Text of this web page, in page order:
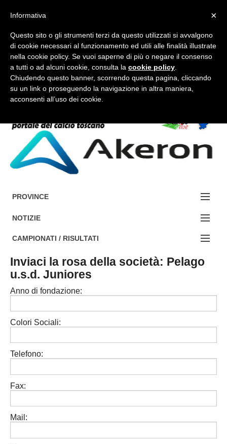
FORUM-ACCEDI
Accedi / Registrati
PROVINCE
EDIZIONE:
AREZZO
FIRENZE
GROSSETO
LIVORNO
LUCCA
PISA
SIENA
NOTIZIE
NOTIZIE:
Societa' professionistiche
Le iniziative di TOSCANA GOL
Beach soccer
Rappresentative regionali e provinciali
Calcio femminile
Amatori AICS Lucca
CAMPIONATI / RISULTATI
Campionati :
Inviaci la rosa della società: Pelago
u.s.d. Juniores
Anno di fondazione:
Colori Sociali:
Telefono:
Fax:
Mail:
×
Informativa
Questo sito o gli strumenti terzi da questo utilizzati si avvalgono
di cookie necessari al funzionamento ed utili alle finalità illustrate
nella cookie policy. Se vuoi saperne di più o negare il consenso
a tutti o ad alcuni cookie, consulta la cookie policy
Chiudendo questo banner, scorrendo questa pagina, cliccando
su un link o proseguendo la navigazione in altra maniera,
acconsenti all’uso dei cookie.